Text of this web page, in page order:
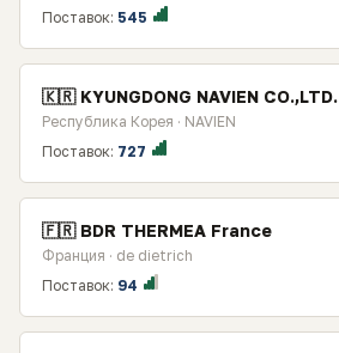
Поставок: 545
🇰🇷 KYUNGDONG NAVIEN CO.,LTD.
Республика Корея · NAVIEN
Поставок: 727
🇫🇷 BDR THERMEA France
Франция · de dietrich
Поставок: 94